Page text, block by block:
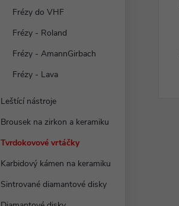
Frézy do VHF
Frézy - Roland
Frézy - AmannGirbach
Frézy - Lava
Leštící nástroje
Brousek na zirkon a keramiku
Tvrdokovové vrtáčky
Karbidový kámen na keramiku
Sintrované diamantové disky